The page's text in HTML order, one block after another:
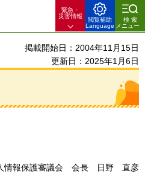
緊急・
災害情報
閲覧補助
Language
検索
メニュー
掲載開始日：2004年11月15日
更新日：2025年1月6日
情報保護審議会 会長 日野 直彦